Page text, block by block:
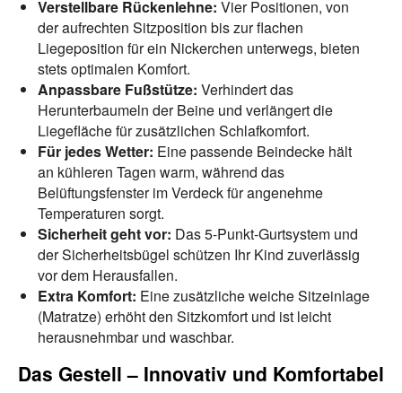
Verstellbare Rückenlehne: Vier Positionen, von
der aufrechten Sitzposition bis zur flachen
Liegeposition für ein Nickerchen unterwegs, bieten
stets optimalen Komfort.
Anpassbare Fußstütze: Verhindert das
Herunterbaumeln der Beine und verlängert die
Liegefläche für zusätzlichen Schlafkomfort.
Für jedes Wetter: Eine passende Beindecke hält
an kühleren Tagen warm, während das
Belüftungsfenster im Verdeck für angenehme
Temperaturen sorgt.
Sicherheit geht vor: Das 5-Punkt-Gurtsystem und
der Sicherheitsbügel schützen Ihr Kind zuverlässig
vor dem Herausfallen.
Extra Komfort: Eine zusätzliche weiche Sitzeinlage
(Matratze) erhöht den Sitzkomfort und ist leicht
herausnehmbar und waschbar.
Das Gestell – Innovativ und Komfortabel